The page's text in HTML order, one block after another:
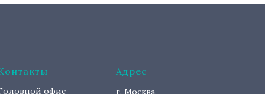
офис
Адрес
г. Москва,